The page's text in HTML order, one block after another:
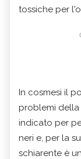
tossiche per
In cosmesi il
problemi della
indicato per
neri e, per la
schiarente è